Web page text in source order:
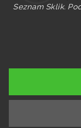
Seznam Sklik.